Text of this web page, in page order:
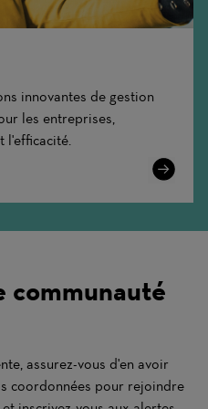
innovantes de gestion
les entreprises,
l'efficacité.
Learn
communauté
assurez-vous d'en avoir
coordonnées pour rejoindre